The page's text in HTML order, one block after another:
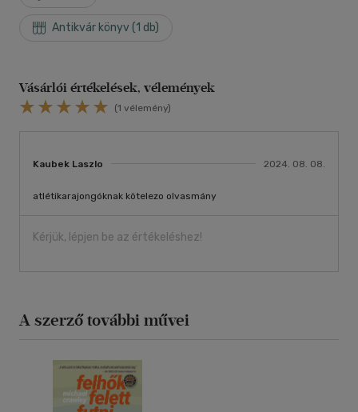
Antikvár könyv (1 db)
Vásárlói értékelések, vélemények
(1 vélemény)
Kaubek Laszlo 2024. 08. 08.
atlétikarajongóknak kötelezo olvasmány
Kérjük, lépjen be az értékeléshez!
A szerző további művei